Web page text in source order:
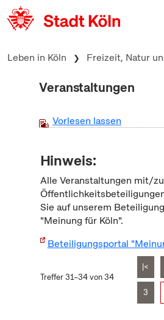
zum Inhalt springen
Leben in Köln Freizeit, Natur
Veranstaltungen
Vorlesen lassen
Hinweis:
Alle Veranstaltungen mit/zu
Sie auf unserem
"Meinung für Köln".
Beteiligungsportal
Treffer 31–34 von 34
|<
3